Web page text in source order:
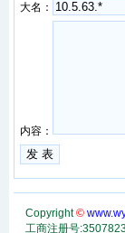
大名：
内容：
Copyright©
工商注册号